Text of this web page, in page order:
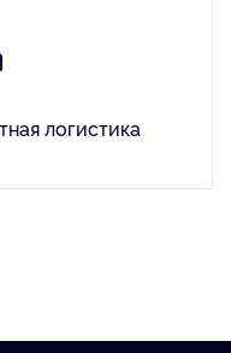
логистика